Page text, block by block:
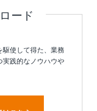
ード
使して得た、業務
実践的なノウハウや